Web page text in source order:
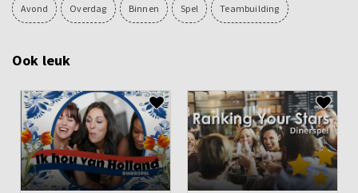
Avond Overdag Binnen Spel Teambuilding
Ook leuk